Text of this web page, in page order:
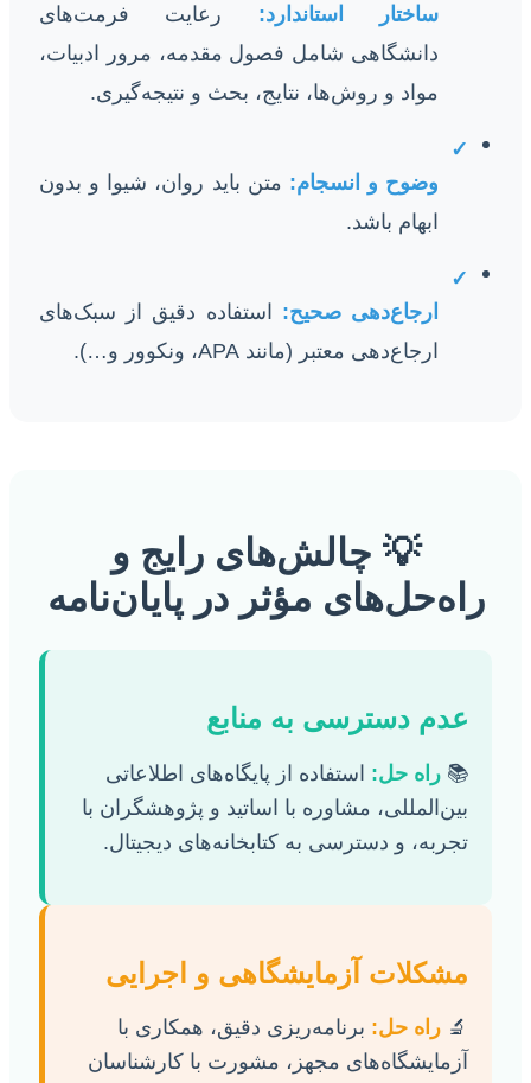
ساختار استاندارد: رعایت فرمت‌های
دانشگاهی شامل فصول مقدمه، مرور ادبیات،
مواد و روش‌ها، نتایج، بحث و نتیجه‌گیری.
✓
وضوح و انسجام: متن باید روان، شیوا و بدون
ابهام باشد.
✓
ارجاع‌دهی صحیح: استفاده دقیق از سبک‌های
ارجاع‌دهی معتبر (مانند APA، ونکوور و…).
💡 چالش‌های رایج و
راه‌حل‌های مؤثر در پایان‌نامه
عدم دسترسی به منابع
📚 راه حل: استفاده از پایگاه‌های اطلاعاتی
بین‌المللی، مشاوره با اساتید و پژوهشگران با
تجربه، و دسترسی به کتابخانه‌های دیجیتال.
مشکلات آزمایشگاهی و اجرایی
🔬 راه حل: برنامه‌ریزی دقیق، همکاری با
آزمایشگاه‌های مجهز، مشورت با کارشناسان